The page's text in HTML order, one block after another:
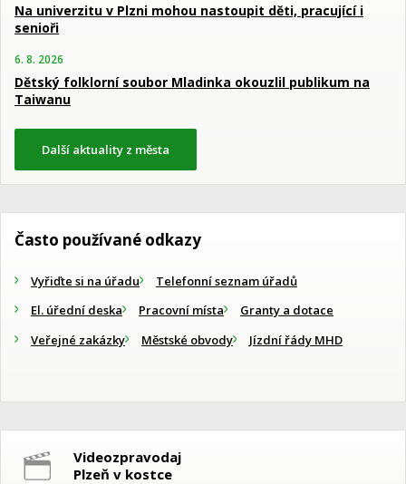
Na univerzitu v Plzni mohou nastoupit děti, pracující i
senioři
6. 8. 2026
Dětský folklorní soubor Mladinka okouzlil publikum na
Taiwanu
Další aktuality z města
Často používané odkazy
Vyřiďte si na úřadu
Telefonní seznam úřadů
El. úřední deska
Pracovní místa
Granty a dotace
Veřejné zakázky
Městské obvody Jízdní řády MHD
Videozpravodaj
Plzeň v kostce